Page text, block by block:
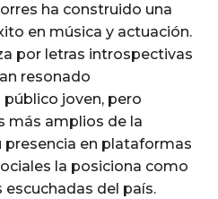
ha construido una
en música y actuación.
por letras introspectivas
resonado
joven, pero
más amplios de la
presencia en plataformas
la posiciona como
del país.